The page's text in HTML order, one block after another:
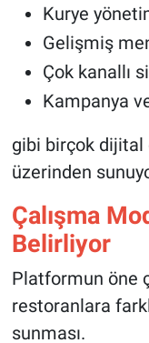
Kurye
Gelişmiş
Çok kanallı
Kampanya
gibi birçok
üzerinden
Çalışma
Belirliyor
Platformun öne
restoranlara
sunması.